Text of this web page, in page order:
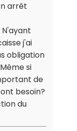
arrêt
j'ai
obligation
si
de
besoin?
du